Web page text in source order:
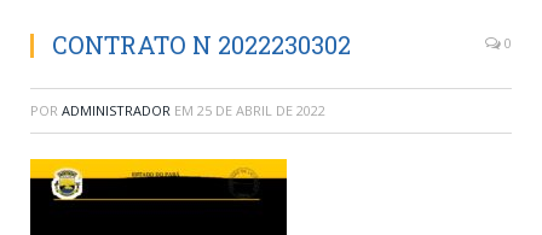
CONTRATO N 2022230302 0
POR ADMINISTRADOR EM 25 DE ABRIL DE 2022